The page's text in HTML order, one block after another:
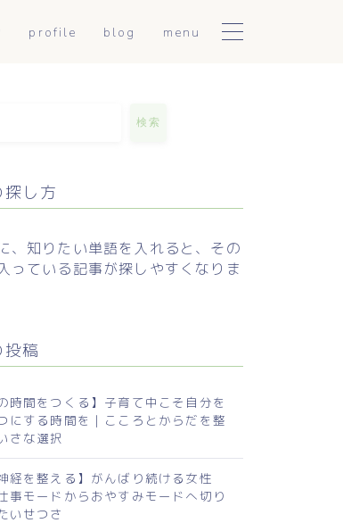
profile blog
mumiのつぶやき
menu
こころとからだ整えセッシ
検索
し方
、知りたい単語を入れると、その
っている記事が探しやすくなりま
稿
時間をつくる】子育て中こそ自分を
にする時間を｜こころとからだを整
さな選択
経を整える】がんばり続ける女性
事モードからおやすみモードへ切り
いせつさ